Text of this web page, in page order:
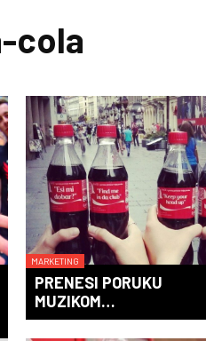
cola
MARKETING
PRENESI PORUKU
MUZIKOM…